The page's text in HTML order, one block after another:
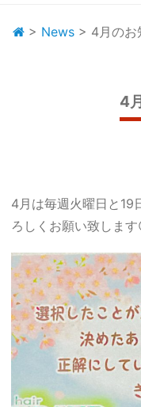
> News > 4月のお
4
4月は毎週火曜日と19
ろしくお願い致します